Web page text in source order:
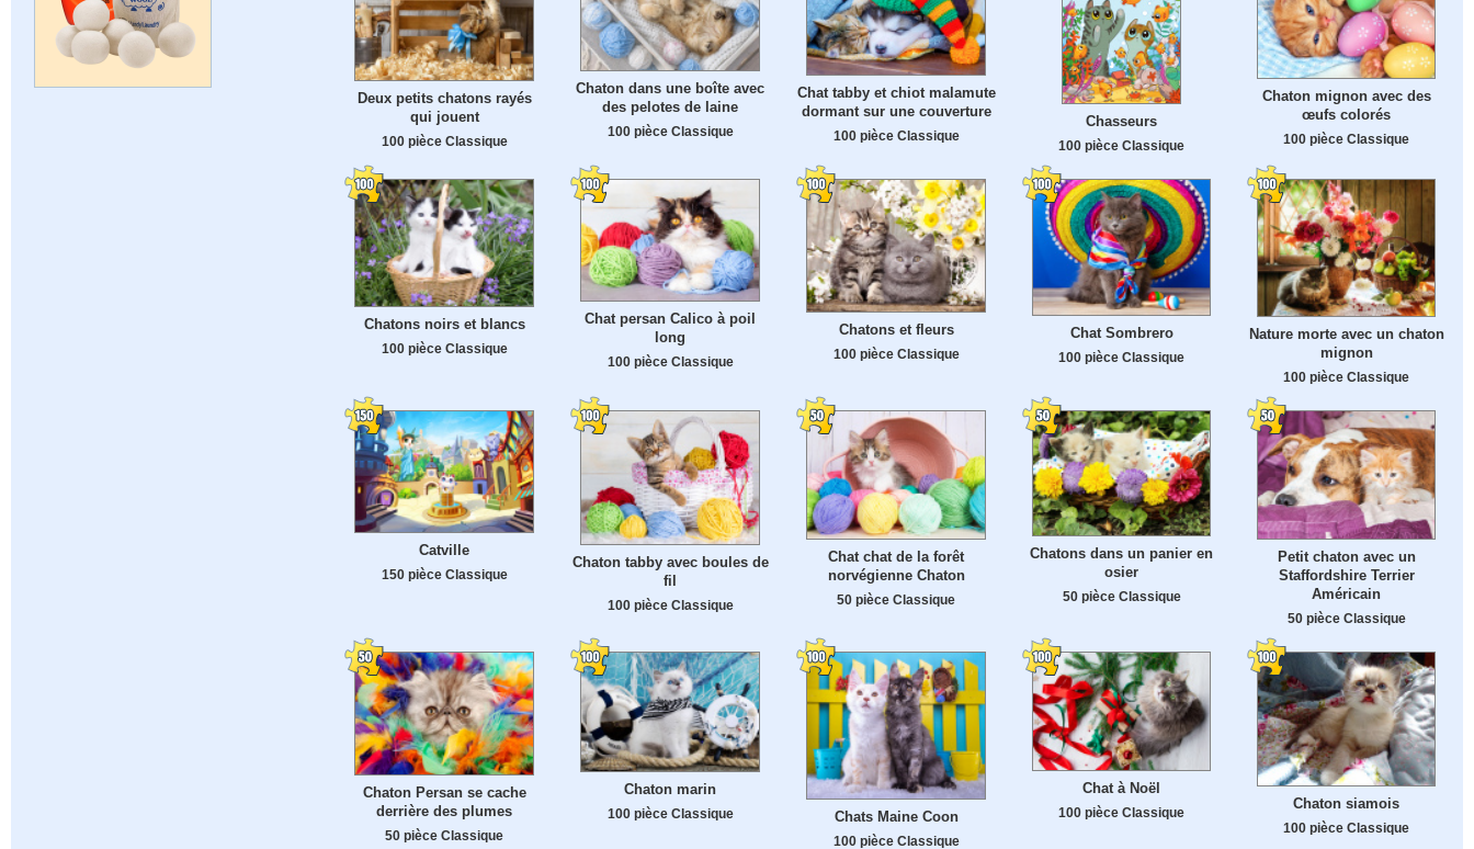
Deux petits chatons rayés
qui jouent
100 pièce Classique
Chaton dans une boîte avec
des pelotes de laine
100 pièce Classique
Chat tabby et chiot malamute
dormant sur une couverture
100 pièce Classique
Chasseurs
100 pièce Classique
Chaton mignon avec des
œufs colorés
100 pièce Classique
Chatons noirs et blancs
100 pièce Classique
Chat persan Calico à poil
long
100 pièce Classique
Chatons et fleurs
100 pièce Classique
Chat Sombrero
100 pièce Classique
Nature morte avec un chaton
mignon
100 pièce Classique
Catville
150 pièce Classique
Chaton tabby avec boules de
fil
100 pièce Classique
Chat chat de la forêt
norvégienne Chaton
50 pièce Classique
Chatons dans un panier en
osier
50 pièce Classique
Petit chaton avec un
Staffordshire Terrier
Américain
50 pièce Classique
Chaton Persan se cache
derrière des plumes
50 pièce Classique
Chaton marin
100 pièce Classique Chats Maine Coon
100 pièce Classique
Chat à Noël
100 pièce Classique
Chaton siamois
100 pièce Classique